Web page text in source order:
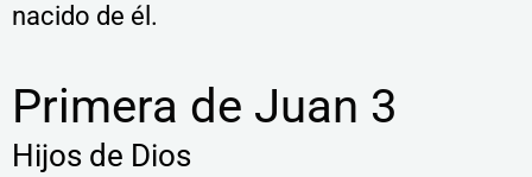
nacido de él.
Primera de Juan 3
Hijos de Dios